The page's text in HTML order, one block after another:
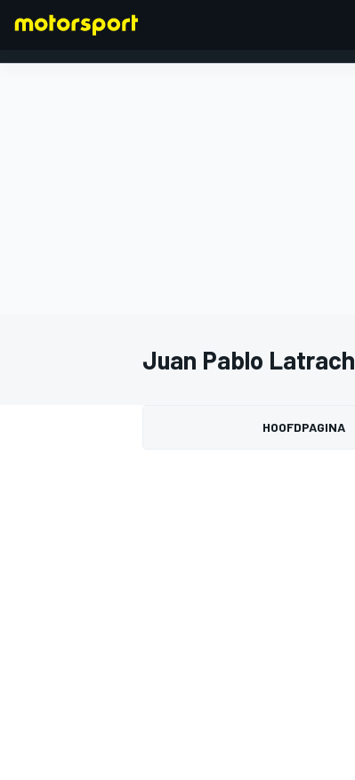
Juan Pablo Latrach
HOOFDPAGINA